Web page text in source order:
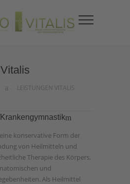
LEISTUNGEN VITALIS
konservative Form der
von Heilmitteln und
Therapie des Körpers,
und
Als Heilmittel